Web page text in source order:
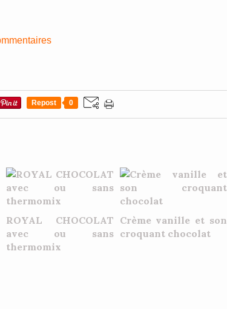
Repost 0
ROYAL CHOCOLAT
avec ou sans
thermomix
Crème vanille et son
croquant chocolat